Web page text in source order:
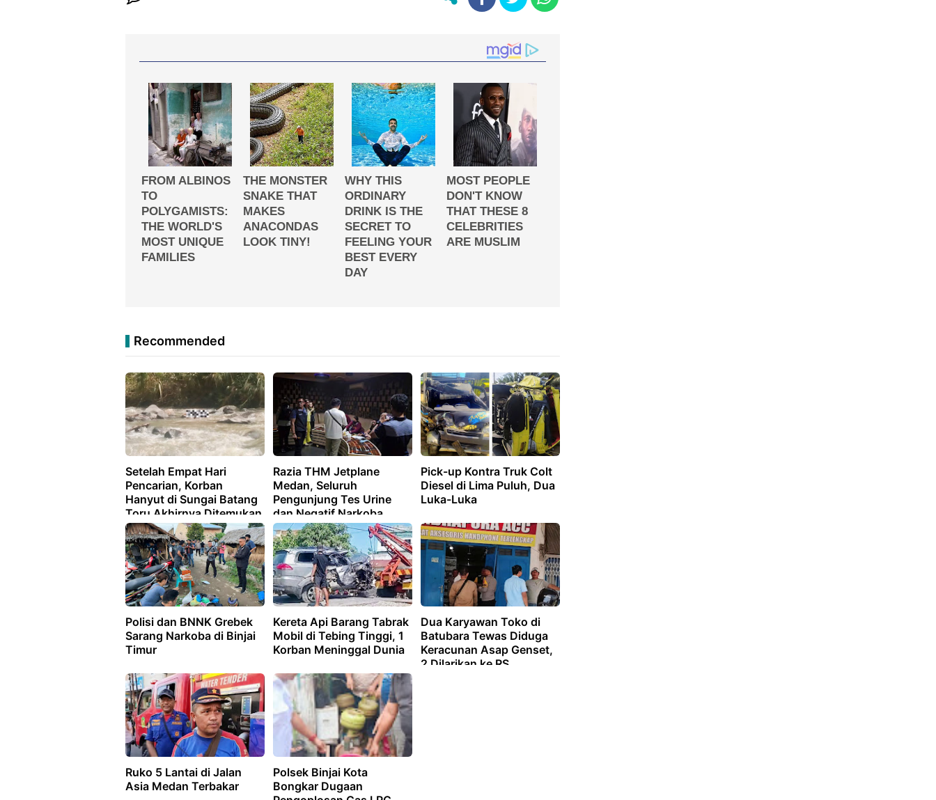
Recommended
Setelah Empat Hari
Pencarian, Korban
Hanyut di Sungai Batang
Toru Akhirnya Ditemukan
Razia THM Jetplane
Medan, Seluruh
Pengunjung Tes Urine
dan Negatif Narkoba
Pick-up Kontra Truk Colt
Diesel di Lima Puluh, Dua
Luka-Luka
Polisi dan BNNK Grebek
Sarang Narkoba di Binjai
Timur
Kereta Api Barang Tabrak
Mobil di Tebing Tinggi, 1
Korban Meninggal Dunia
Dua Karyawan Toko di
Batubara Tewas Diduga
Keracunan Asap Genset,
2 Dilarikan ke RS
Ruko 5 Lantai di Jalan
Asia Medan Terbakar
Polsek Binjai Kota
Bongkar Dugaan